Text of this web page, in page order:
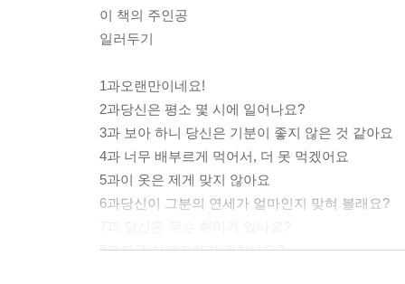
이 책의 주인공
일러두기
1과오랜만이네요!
2과당신은 평소 몇 시에 일어나요?
3과 보아 하니 당신은 기분이 좋지 않은 것 같아요
4과 너무 배부르게 먹어서, 더 못 먹겠어요
5과이 옷은 제게 맞지 않아요
6과당신이 그분의 연세가 얼마인지 맞혀 볼래요?
8과지금 이야기하기 괜찮나요?